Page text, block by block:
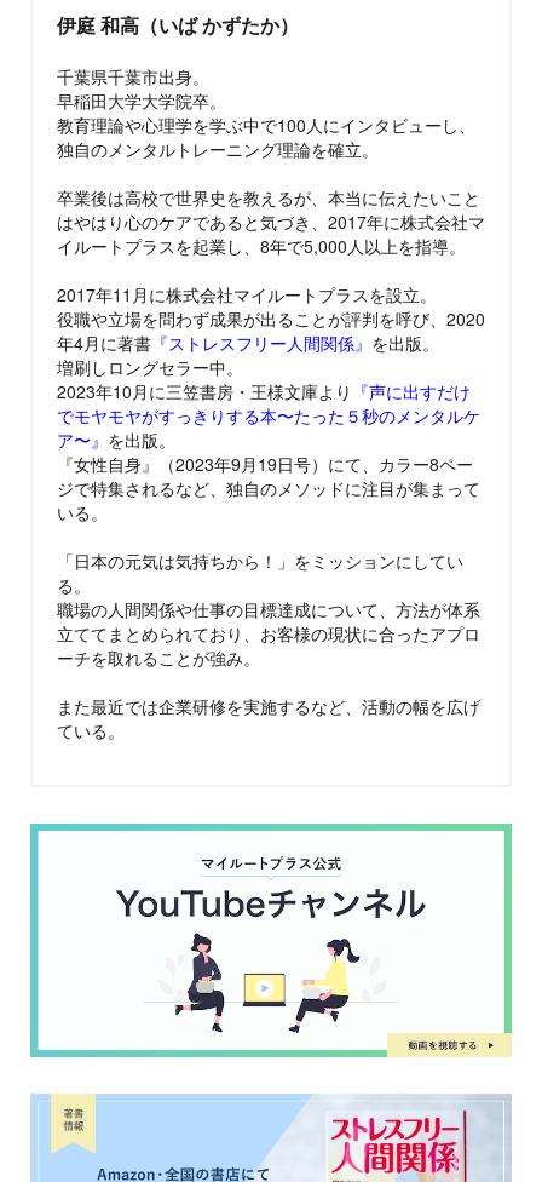
伊庭 和高（いば かずたか）
千葉県千葉市出身。
早稲田大学大学院卒。
教育理論や心理学を学ぶ中で100人にインタビューし、
独自のメンタルトレーニング理論を確立。
卒業後は高校で世界史を教えるが、本当に伝えたいこと
はやはり心のケアであると気づき、2017年に株式会社マ
イルートプラスを起業し、8年で5,000人以上を指導。
2017年11月に株式会社マイルートプラスを設立。
役職や立場を問わず成果が出ることが評判を呼び、2020
年4月に著書 『ストレスフリー人間関係』 を出版。
増刷しロングセラー中。
2023年10月に三笠書房・王様文庫より 『声に出すだけ
でモヤモヤがすっきりする本〜たった５秒のメンタルケ
ア〜』 を出版。
『女性自身』（2023年9月19日号）にて、カラー8ペー
ジで特集されるなど、独自のメソッドに注目が集まって
いる。
「日本の元気は気持ちから！」をミッションにしてい
る。
職場の人間関係や仕事の目標達成について、方法が体系
立ててまとめられており、お客様の現状に合ったアプロ
ーチを取れることが強み。
また最近では企業研修を実施するなど、活動の幅を広げ
ている。